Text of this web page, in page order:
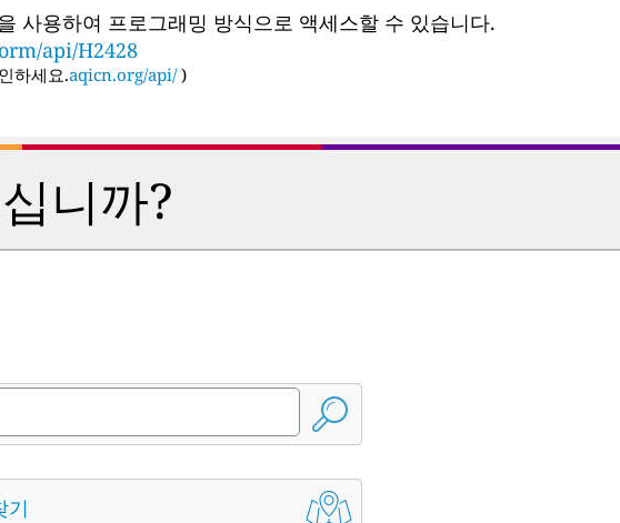
사용하여 프로그래밍 방식으로 액세스할 수 있습니다.
api/H2428
하세요.aqicn.org/api/ )
니까?
기